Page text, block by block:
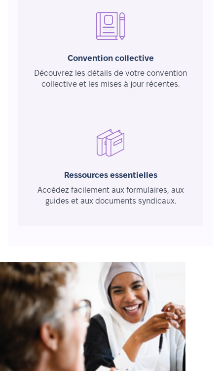
Convention collective
Découvrez les détails de votre convention
collective et les mises à jour récentes.
Ressources essentielles
Accédez facilement aux formulaires, aux
guides et aux documents syndicaux.